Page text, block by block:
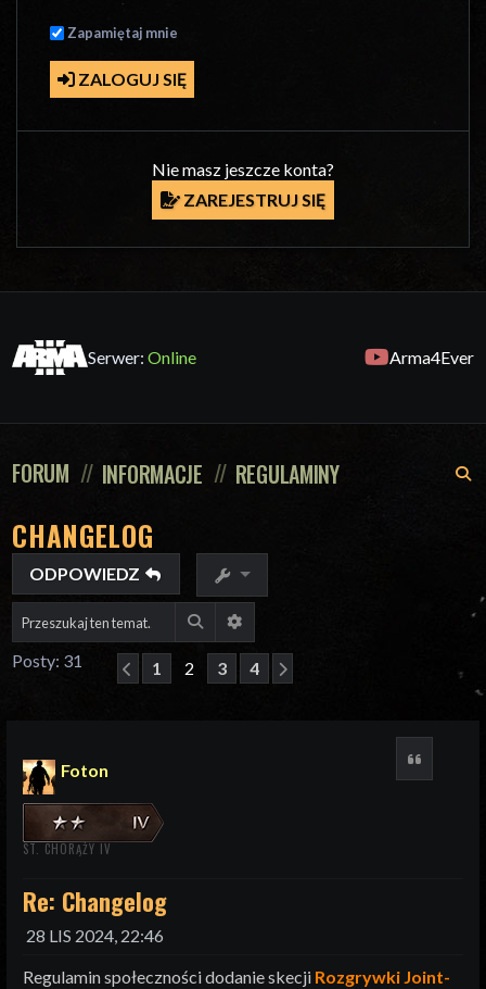
Zapamiętaj mnie
ZALOGUJ SIĘ
Nie masz jeszcze konta?
ZAREJESTRUJ SIĘ
Serwer:Online Arma4Ever
FORUM INFORMACJE REGULAMINY
CHANGELOG
ODPOWIEDZ
Szukaj
Posty: 31 Poprzednia
1 2 3 4
Foton
ST. CHORĄŻY IV
Re: Changelog
28 LIS 2024, 22:46
Regulamin społeczności dodanie skecji Rozgrywki Joint-